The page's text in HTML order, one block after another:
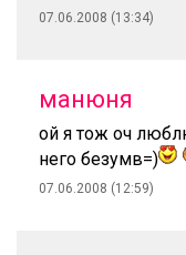
07.06.2008 (13:34)
манюня
ой я тож оч
него безумв=)
07.06.2008 (12:59)